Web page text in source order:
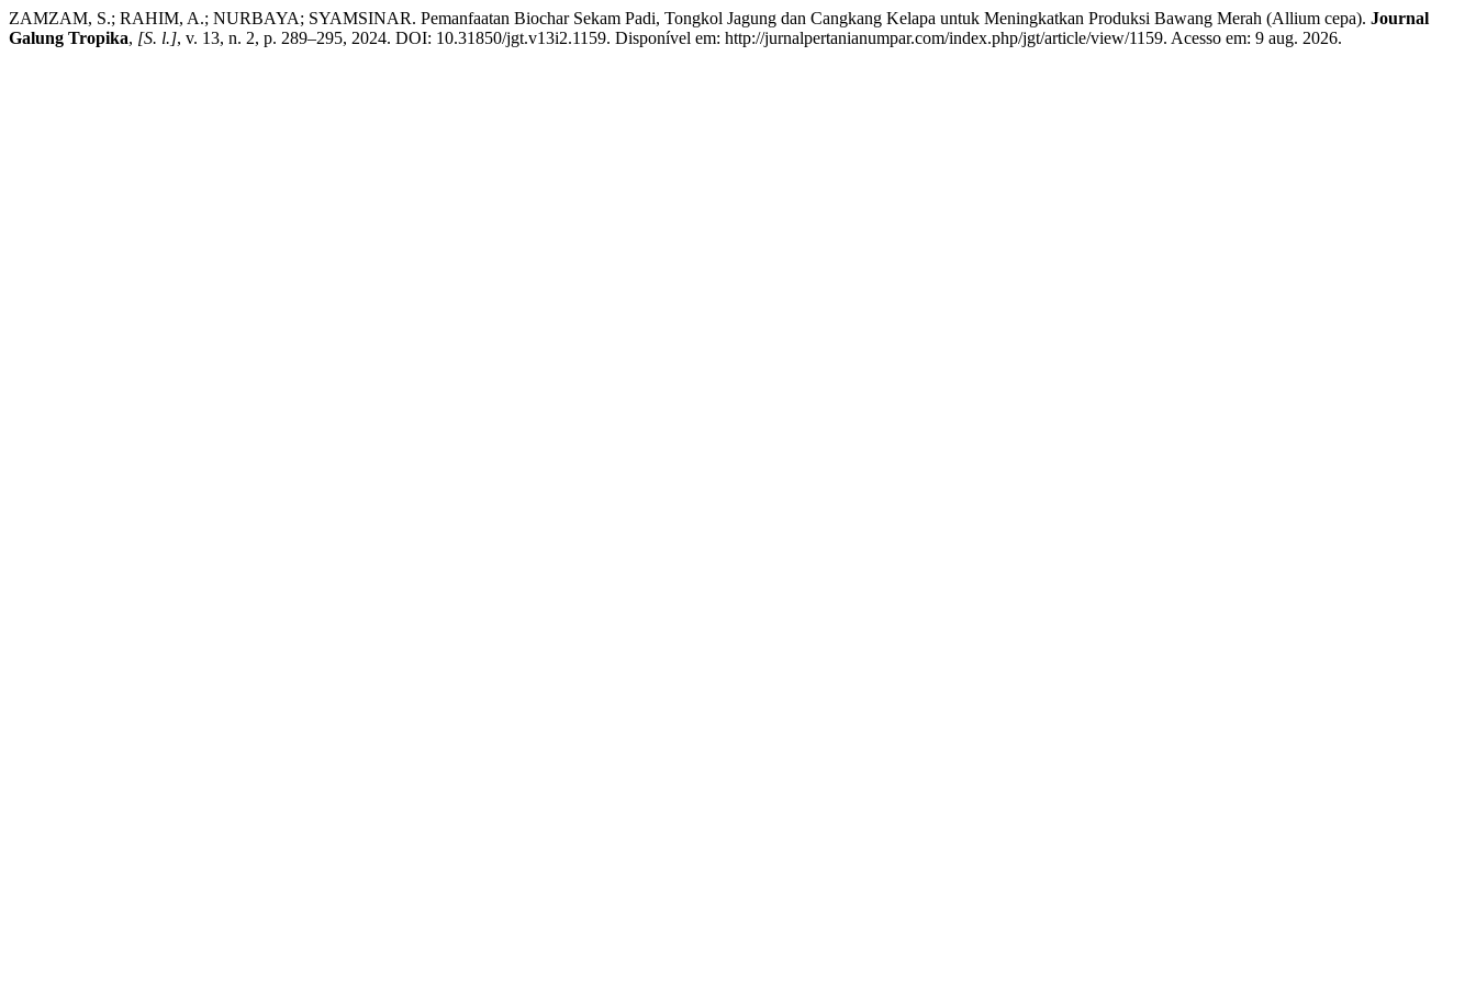
ZAMZAM, S.; RAHIM, A.; NURBAYA; SYAMSINAR. Pemanfaatan Biochar Sekam Padi, Tongkol Jagung dan Cangkang Kelapa untuk Meningkatkan Produksi Bawang Merah (Allium cepa). Journal
Galung Tropika, [S. l.], v. 13, n. 2, p. 289–295, 2024. DOI: 10.31850/jgt.v13i2.1159. Disponível em: http://jurnalpertanianumpar.com/index.php/jgt/article/view/1159. Acesso em: 9 aug. 2026.